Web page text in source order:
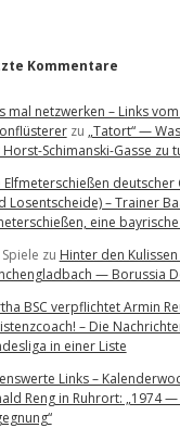
Kommentare
mal netzwerken – Links
zu „Tatort“ —
Schimanski-Gasse zu
Elfmeterschießen
Losentscheide) – Trainer
eine
zu Hinter den
— Borussia
BSC verpflichtet Armin
– Die
in einer Liste
Links –
Reng in Ruhrort: „1974